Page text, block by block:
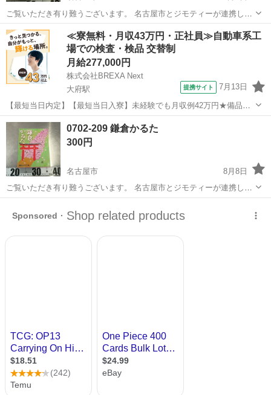
ご覧いただき有り難うございます。 名古屋市とジモティーが連携して
運営しています。 粗⼤ごみ等の減量を⽬的にまだ使えるものをリユー
スしています。 ★★★★★ ご自宅にある不要品を是非ジモティースポ
ットへお持...
愛知 名古屋市 カードゲーム リユース
≪寮無料・月収43万円・正社員≫自動車系工
場での検査・検品 交替制
月給277,000円
株式会社BREXA Next
大府駅
提携サイト 7月13日
【最短当日内定】【最短当日入寮】未経験でも月収例42万円★備品付
き寮完備＆赴任旅費会社負担◎昇給・業績賞与あり！組立や塗装など
自動車製造の各種作業！《愛知県大府市》 人気の工場のお仕事 ◇自動
愛知 大府市 その他
0702-209 鎌倉かるた
300円
名古屋市
8月8日
ご覧いただき有り難うございます。 名古屋市とジモティーが連携して
運営しています。 粗⼤ごみ等の減量を⽬的にまだ使えるものをリユー
スしています。 ★★★★★ ご自宅にある不要品を是非ジモティースポ